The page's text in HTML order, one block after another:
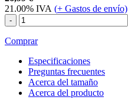
21.00% IVA (+ Gastos de envío)
-
Comprar
Especificaciones
Preguntas frecuentes
Acerca del tamaño
Acerca del producto